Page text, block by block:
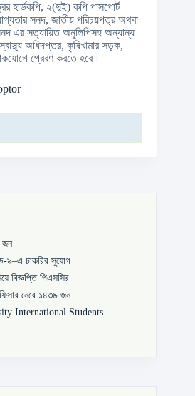
হার্ডকপি, ২(দুই) কপি পাসপোর্ট
সনদ, জাতীয় পরিচয়পত্র অথবা
এর সত্যায়িত অনুলিপিসহ অন্যান্য
অধিদপ্তর, কৃষিখামার সড়ক,
প্রেরণ করতে হবে।
জন
৯–এ চাকরির সুযোগ
বিজ্ঞপ্তি পিএসসির
নেবে ১৪৩৯ জন
International Students